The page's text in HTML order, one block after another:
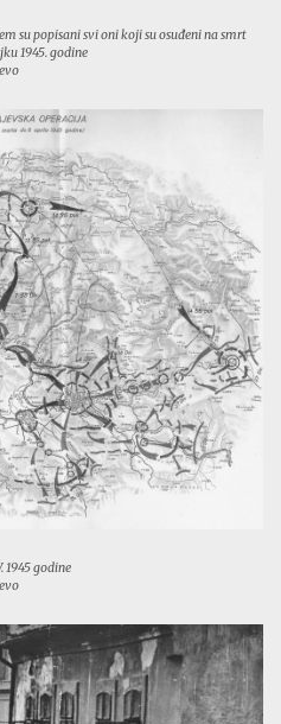
su popisani svi oni koji su osuđeni na smrt
1945. godine
1945 godine